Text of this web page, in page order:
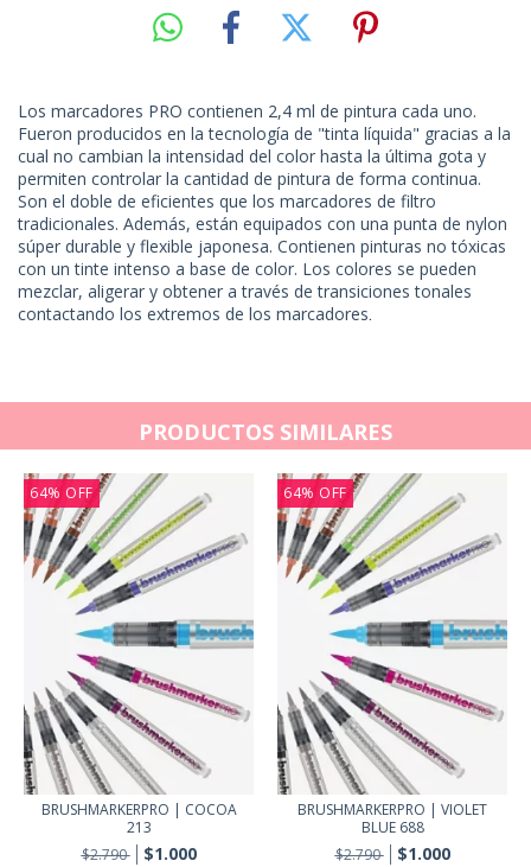
Los marcadores PRO contienen 2,4 ml de pintura cada uno.
Fueron producidos en la tecnología de "tinta líquida" gracias a la
cual no cambian la intensidad del color hasta la última gota y
permiten controlar la cantidad de pintura de forma continua.
Son el doble de eficientes que los marcadores de filtro
tradicionales. Además, están equipados con una punta de nylon
súper durable y flexible japonesa. Contienen pinturas no tóxicas
con un tinte intenso a base de color. Los colores se pueden
mezclar, aligerar y obtener a través de transiciones tonales
contactando los extremos de los marcadores.
PRODUCTOS SIMILARES
64% OFF
BRUSHMARKERPRO | COCOA
213
$2.790
$1.000
64% OFF
BRUSHMARKERPRO | VIOLET
BLUE 688
$2.790
$1.000